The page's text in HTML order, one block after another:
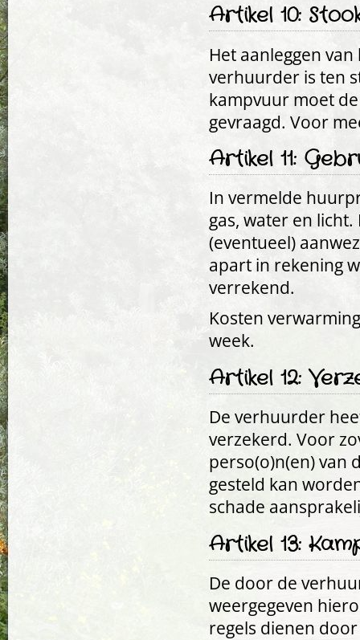
Artikel 10:
Het aanleggen
verhuurder is ten
kampvuur moet
gevraagd. Voor
Artikel 11:
In vermelde
gas, water en
(eventueel)
apart in rekening
verrekend.
Kosten
week.
Artikel 12:
De verhuurder
verzekerd. Voor
perso(o)n(en) van
gesteld kan
schade
Artikel 13:
De door de
weergegeven
regels dienen